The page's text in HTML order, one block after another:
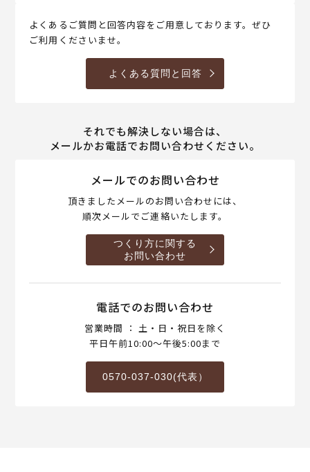
よくあるご質問と回答内容をご用意しております。ぜひ
ご利用くださいませ。
よくある質問と回答
それでも解決しない場合は、
メールかお電話でお問い合わせください。
メールでのお問い合わせ
頂きましたメールのお問い合わせには、
順次メールでご連絡いたします。
つくり方に関する
お問い合わせ
電話でのお問い合わせ
営業時間 ： 土・日・祝日を除く
平日午前10:00～午後5:00まで
0570-037-030(代表）